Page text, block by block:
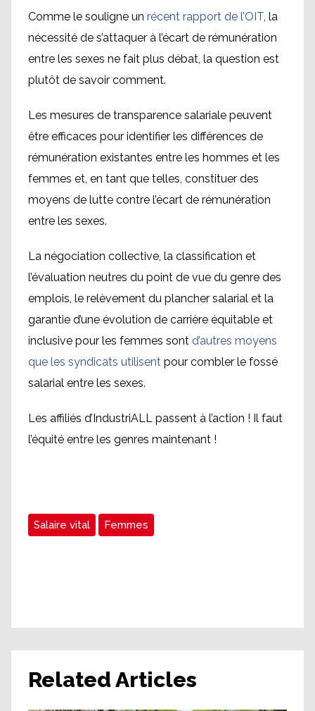
Comme le souligne un récent rapport de l’OIT, la
nécessité de s’attaquer à l’écart de rémunération
entre les sexes ne fait plus débat, la question est
plutôt de savoir comment.
Les mesures de transparence salariale peuvent
être efficaces pour identifier les différences de
rémunération existantes entre les hommes et les
femmes et, en tant que telles, constituer des
moyens de lutte contre l’écart de rémunération
entre les sexes.
La négociation collective, la classification et
l’évaluation neutres du point de vue du genre des
emplois, le relèvement du plancher salarial et la
garantie d’une évolution de carrière équitable et
inclusive pour les femmes sont d’autres moyens
que les syndicats utilisent pour combler le fossé
salarial entre les sexes.
Les affiliés d’IndustriALL passent à l’action ! Il faut
l’équité entre les genres maintenant !
Salaire vital Femmes
Related Articles